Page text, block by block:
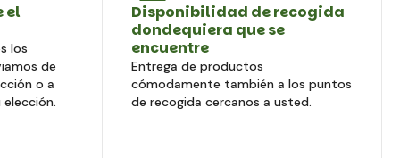
el
los
de
o a
Disponibilidad de recogida
dondequiera que se
encuentre
Entrega de productos
cómodamente también a los puntos
de recogida cercanos a usted.